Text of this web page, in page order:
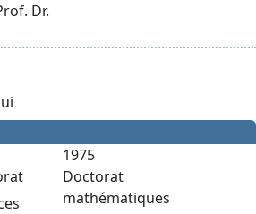
Dr.
1975
Doctorat
mathématiques